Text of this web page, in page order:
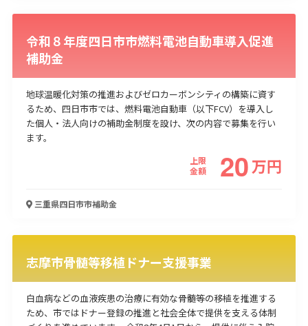
令和８年度四日市市燃料電池自動車導入促進
補助金
地球温暖化対策の推進およびゼロカーボンシティの構築に資す
るため、四日市市では、燃料電池自動車（以下FCV）を導入し
た個人・法人向けの補助金制度を設け、次の内容で募集を行い
ます。
上限
金額
20万円
三重県四日市市補助金
志摩市骨髄等移植ドナー支援事業
白血病などの血液疾患の治療に有効な骨髄等の移植を推進する
ため、市ではドナー登録の推進と社会全体で提供を支える体制